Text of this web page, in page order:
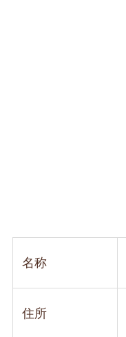
名称
住所